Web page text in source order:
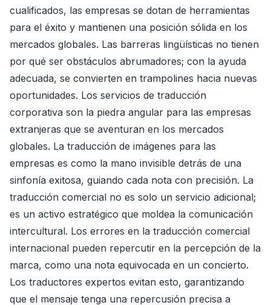
cualificados, las empresas se dotan de herramientas
para el éxito y mantienen una posición sólida en los
mercados globales. Las barreras lingüísticas no tienen
por qué ser obstáculos abrumadores; con la ayuda
adecuada, se convierten en trampolines hacia nuevas
oportunidades. Los servicios de traducción
corporativa son la piedra angular para las empresas
extranjeras que se aventuran en los mercados
globales. La traducción de imágenes para las
empresas es como la mano invisible detrás de una
sinfonía exitosa, guiando cada nota con precisión. La
traducción comercial no es solo un servicio adicional;
es un activo estratégico que moldea la comunicación
intercultural. Los errores en la traducción comercial
internacional pueden repercutir en la percepción de la
marca, como una nota equivocada en un concierto.
Los traductores expertos evitan esto, garantizando
que el mensaje tenga una repercusión precisa a